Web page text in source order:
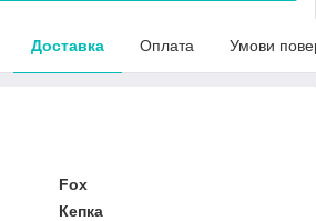
Доставка Оплата Умови
Fox
Кепка